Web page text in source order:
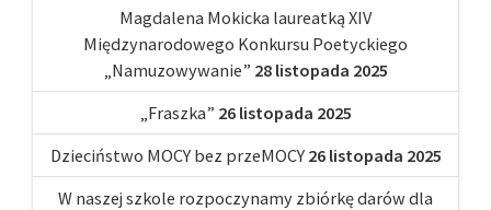
Magdalena Mokicka laureatką XIV
Międzynarodowego Konkursu Poetyckiego
„Namuzowywanie” 28 listopada 2025
„Fraszka” 26 listopada 2025
Dzieciństwo MOCY bez przeMOCY 26 listopada 2025
W naszej szkole rozpoczynamy zbiórkę darów dla